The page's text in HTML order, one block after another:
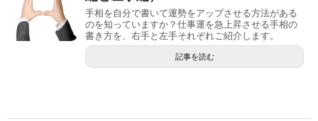
手相を自分で書いて運勢をアップさせる方法がある
のを知っていますか？仕事運を急上昇させる手相の
書き方を、右手と左手それぞれご紹介します。
記事を読む